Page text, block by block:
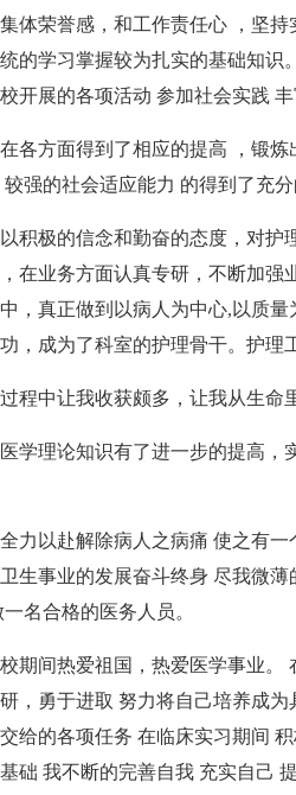
体荣誉感，和工作责任心 ，坚
的学习掌握较为扎实的基础知识
开展的各项活动 参加社会实践 丰
各方面得到了相应的提高 ，锻
强的社会适应能力 的得到了充分
积极的信念和勤奋的态度，对护
在业务方面认真专研，不断加
，真正做到以病人为中心,以质
，成为了科室的护理骨干。护理
程中让我收获颇多，让我从生命
学理论知识有了进一步的提高，
力以赴解除病人之病痛 使之有
生事业的发展奋斗终身 尽我微
名合格的医务人员。
期间热爱祖国，热爱医学事业。
，勇于进取 努力将自己培养成
给的各项任务 在临床实习期间
础 我不断的完善自我 充实自己